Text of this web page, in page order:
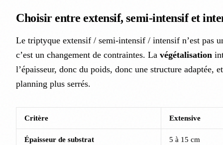
Choisir entre extensif, semi-intensif et
Le triptyque extensif / semi-intensif / intensif n’est pas
c’est un changement de contraintes. La végétalisation
l’épaisseur, donc du poids, donc une structure adaptée,
planning plus serrés.
Critère Extensive
Épaisseur de substrat 5 à 15 cm